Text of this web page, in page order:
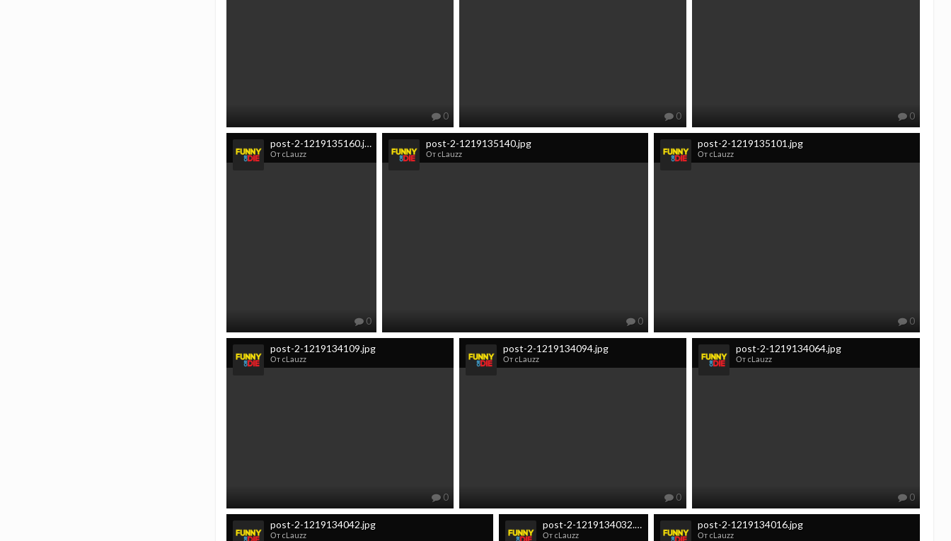
0 0 0
post-2-1219135160.jpg
От cLauzz
0
post-2-1219135140.jpg
От cLauzz
0
post-2-1219135101.jpg
От cLauzz
0
post-2-1219134109.jpg
От cLauzz
0
post-2-1219134094.jpg
От cLauzz
0
post-2-1219134064.jpg
От cLauzz
0
post-2-1219134042.jpg
От cLauzz
post-2-1219134032.jpg
От cLauzz
post-2-1219134016.jpg
От cLauzz